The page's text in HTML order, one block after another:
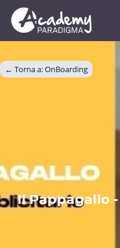
← Torna a: OnBoarding
Il Pappagallo